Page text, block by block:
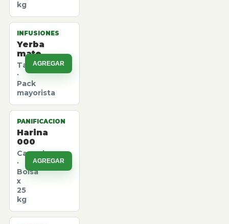
kg
INFUSIONES
Yerba
mate
Taragui
·
Pack
mayorista
AGREGAR
PANIFICACION
Harina
000
Canuelas
·
Bolsa
x
25
kg
AGREGAR